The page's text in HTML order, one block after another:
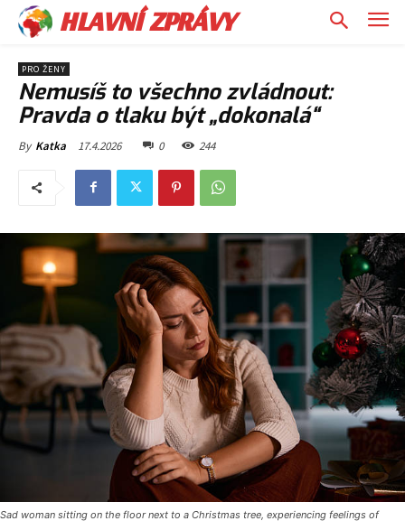
HLAVNÍ ZPRÁVY
PRO ŽENY
Nemusíš to všechno zvládnout:
Pravda o tlaku být „dokonalá“
By Katka 17.4.2026 0 244
Sad woman sitting on the floor next to a Christmas tree, experiencing feelings of